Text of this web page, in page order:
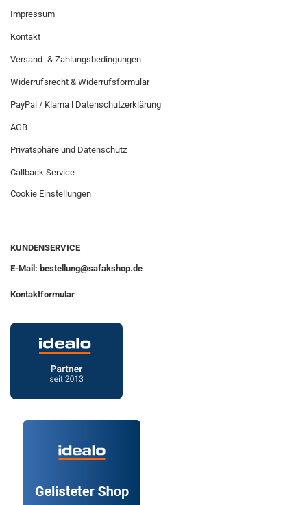
Impressum
Kontakt
Versand- & Zahlungsbedingungen
Widerrufsrecht & Widerrufsformular
PayPal / Klarna l Datenschutzerklärung
AGB
Privatsphäre und Datenschutz
Callback Service
Cookie Einstellungen
KUNDENSERVICE
E-Mail: bestellung@safakshop.de
Kontaktformular